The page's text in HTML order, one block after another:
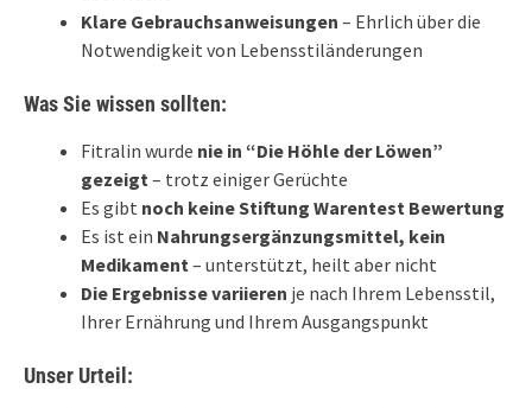
Klare Gebrauchsanweisungen – Ehrlich über die
Notwendigkeit von Lebensstiländerungen
Was Sie wissen sollten:
Fitralin wurde nie in “Die Höhle der Löwen”
gezeigt – trotz einiger Gerüchte
Es gibt noch keine Stiftung Warentest Bewertung
Es ist ein Nahrungsergänzungsmittel, kein
Medikament – unterstützt, heilt aber nicht
Die Ergebnisse variieren je nach Ihrem Lebensstil,
Ihrer Ernährung und Ihrem Ausgangspunkt
Unser Urteil: